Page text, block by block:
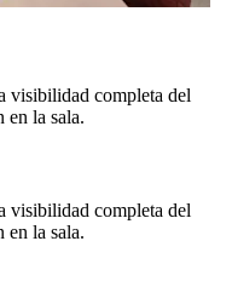
visibilidad completa del
en la sala.
visibilidad completa del
en la sala.